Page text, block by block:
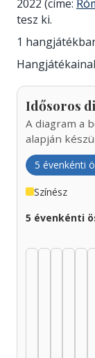
2022 (címe:
tesz ki.
1
Idősoros
A diagram a
alapján
5 évenkénti
Színész
5 évenkénti